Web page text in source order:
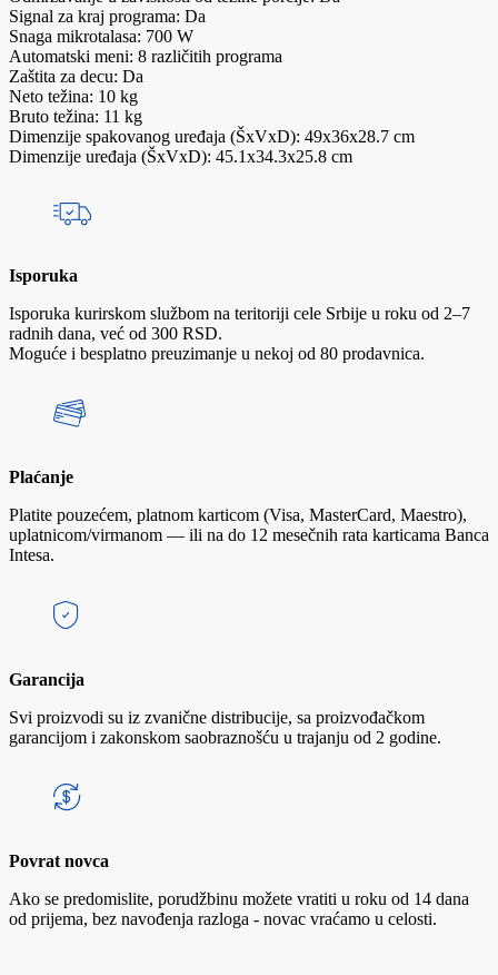
Signal za kraj programa: Da
Snaga mikrotalasa: 700 W
Automatski meni: 8 različitih programa
Zaštita za decu: Da
Neto težina: 10 kg
Bruto težina: 11 kg
Dimenzije spakovanog uređaja (ŠxVxD): 49x36x28.7 cm
Dimenzije uređaja (ŠxVxD): 45.1x34.3x25.8 cm
Isporuka
Isporuka kurirskom službom na teritoriji cele Srbije u roku od 2–7
radnih dana, već od 300 RSD.
Moguće i besplatno preuzimanje u nekoj od 80 prodavnica.
Plaćanje
Platite pouzećem, platnom karticom (Visa, MasterCard, Maestro),
uplatnicom/virmanom — ili na do 12 mesečnih rata karticama Banca
Intesa.
Garancija
Svi proizvodi su iz zvanične distribucije, sa proizvođačkom
garancijom i zakonskom saobraznošću u trajanju od 2 godine.
Povrat novca
Ako se predomislite, porudžbinu možete vratiti u roku od 14 dana
od prijema, bez navođenja razloga - novac vraćamo u celosti.